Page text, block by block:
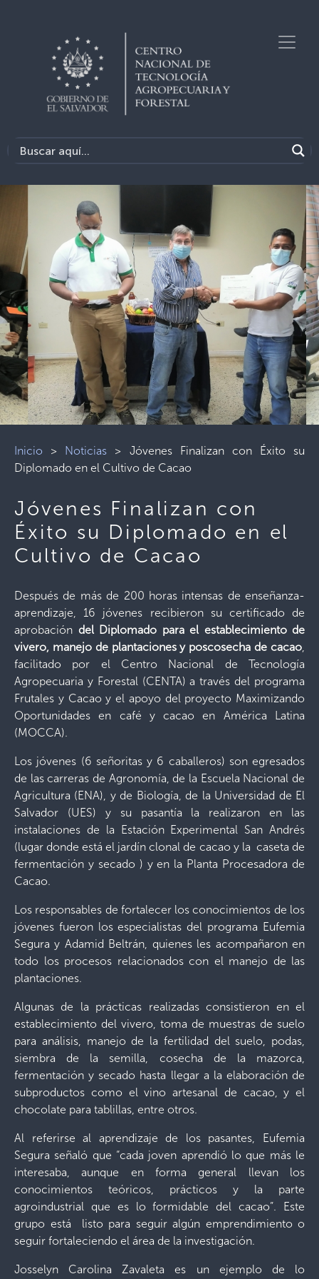
Inicio > Noticias > Jóvenes Finalizan con Éxito su
Diplomado en el Cultivo de Cacao
Jóvenes Finalizan con
Éxito su Diplomado en el
Cultivo de Cacao
Después de más de 200 horas intensas de enseñanza-
aprendizaje, 16 jóvenes recibieron su certificado de
aprobación del Diplomado para el establecimiento de
vivero, manejo de plantaciones y poscosecha de cacao,
facilitado por el Centro Nacional de Tecnología
Agropecuaria y Forestal (CENTA) a través del programa
Frutales y Cacao y el apoyo del proyecto Maximizando
Oportunidades en café y cacao en América Latina
(MOCCA).
Los jóvenes (6 señoritas y 6 caballeros) son egresados
de las carreras de Agronomía, de la Escuela Nacional de
Agricultura (ENA), y de Biología, de la Universidad de El
Salvador (UES) y su pasantía la realizaron en las
instalaciones de la Estación Experimental San Andrés
(lugar donde está el jardín clonal de cacao y la caseta de
fermentación y secado ) y en la Planta Procesadora de
Cacao.
Los responsables de fortalecer los conocimientos de los
jóvenes fueron los especialistas del programa Eufemia
Segura y Adamid Beltrán, quienes les acompañaron en
todo los procesos relacionados con el manejo de las
plantaciones.
Algunas de la prácticas realizadas consistieron en el
establecimiento del vivero, toma de muestras de suelo
para análisis, manejo de la fertilidad del suelo, podas,
siembra de la semilla, cosecha de la mazorca,
fermentación y secado hasta llegar a la elaboración de
subproductos como el vino artesanal de cacao, y el
chocolate para tablillas, entre otros.
Al referirse al aprendizaje de los pasantes, Eufemia
Segura señaló que “cada joven aprendió lo que más le
interesaba, aunque en forma general llevan los
conocimientos teóricos, prácticos y la parte
agroindustrial que es lo formidable del cacao”. Este
grupo está listo para seguir algún emprendimiento o
seguir fortaleciendo el área de la investigación.
Josselyn Carolina Zavaleta es un ejemplo de lo